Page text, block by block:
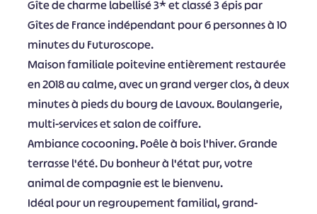
Gîte de charme labellisé 3* et classé 3 épis par
Gîtes de France indépendant pour 6 personnes à 10
minutes du Futuroscope.
Maison familiale poitevine entièrement restaurée
en 2018 au calme, avec un grand verger clos, à deux
minutes à pieds du bourg de Lavoux. Boulangerie,
multi-services et salon de coiffure.
Ambiance cocooning. Poêle à bois l'hiver. Grande
terrasse l'été. Du bonheur à l'état pur, votre
animal de compagnie est le bienvenu.
Idéal pour un regroupement familial, grand-